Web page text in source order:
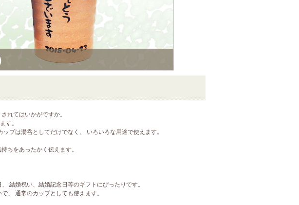
れてはいかがですか。
す。
プは湯呑としてだけでなく、 いろいろな用途で使えます。
ちをあったかく伝えます。
結婚祝い、結婚記念日等のギフトにぴったりです。
、 通常のカップとしても使えます。